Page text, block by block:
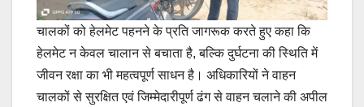
चालकों को हेलमेट पहनने के प्रति जागरूक करते हुए कहा कि
हेलमेट न केवल चालान से बचाता है, बल्कि दुर्घटना की स्थिति में
जीवन रक्षा का भी महत्वपूर्ण साधन है। अधिकारियों ने वाहन
चालकों से सुरक्षित एवं जिम्मेदारीपूर्ण ढंग से वाहन चलाने की अपील